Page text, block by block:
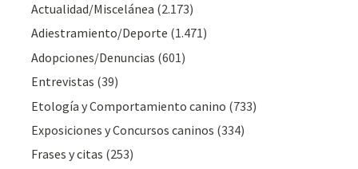
Actualidad/Miscelánea (2.173)
Adiestramiento/Deporte (1.471)
Adopciones/Denuncias (601)
Entrevistas (39)
Etología y Comportamiento canino (733)
Exposiciones y Concursos caninos (334)
Frases y citas (253)